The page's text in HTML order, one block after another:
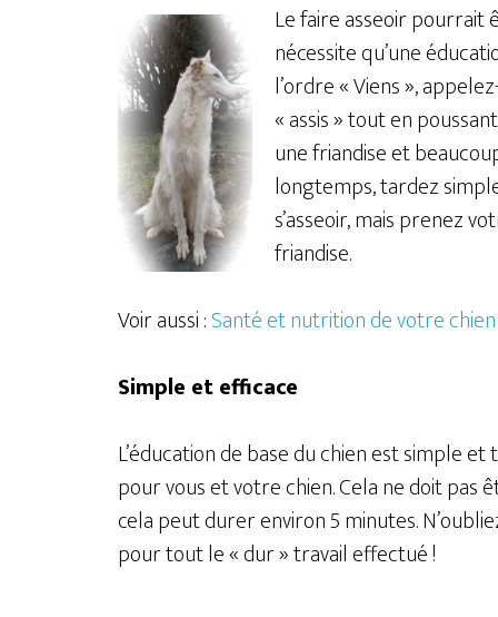
Le faire asseoir pourrait
nécessite qu’une
l’ordre « Viens »,
« assis » tout en
une friandise et
longtemps, tardez
s’asseoir, mais prenez
friandise.
Voir aussi :Santé et nutrition de votre chien
Simple et efficace
L’éducation de base du chien est simple
pour vous et votre chien. Cela ne doit pas
cela peut durer environ 5 minutes.
pour tout le « dur » travail effectué !